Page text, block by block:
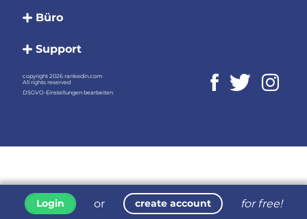
Login or create account for free!
Büro
Support
copyright 2026 rankedin.com
All rights reserved
DSGVO-Einstellungen bearbeiten